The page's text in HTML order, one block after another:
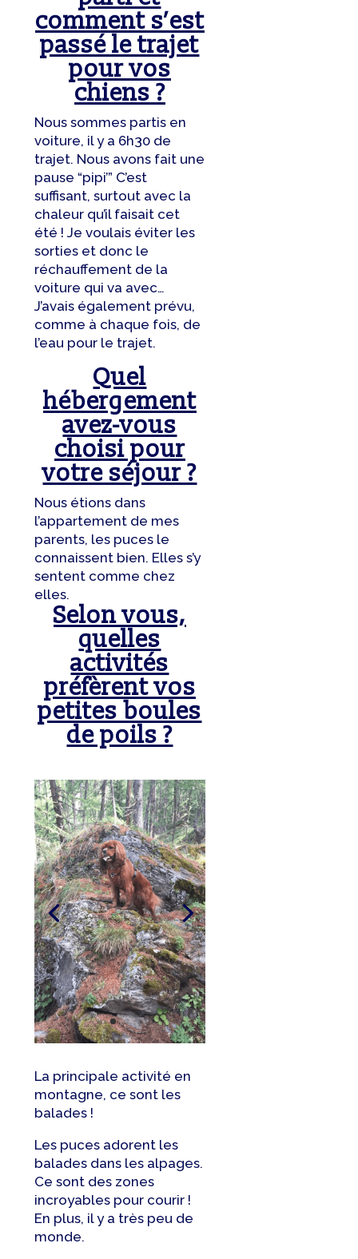
comment s’est
passé le trajet
pour vos
chiens ?
Nous sommes partis en
voiture, il y a 6h30 de
trajet. Nous avons fait une
pause “pipi’” C’est
suffisant, surtout avec la
chaleur qu’il faisait cet
été ! Je voulais éviter les
sorties et donc le
réchauffement de la
voiture qui va avec…
J’avais également prévu,
comme à chaque fois, de
l’eau pour le trajet.
Quel
hébergement
avez-vous
choisi pour
votre séjour ?
Nous étions dans
l’appartement de mes
parents, les puces le
connaissent bien. Elles s’y
sentent comme chez
elles.
Selon vous,
quelles
activités
préfèrent vos
petites boules
de poils ?
La principale activité en
montagne, ce sont les
balades !
Les puces adorent les
balades dans les alpages.
Ce sont des zones
incroyables pour courir !
En plus, il y a très peu de
monde.